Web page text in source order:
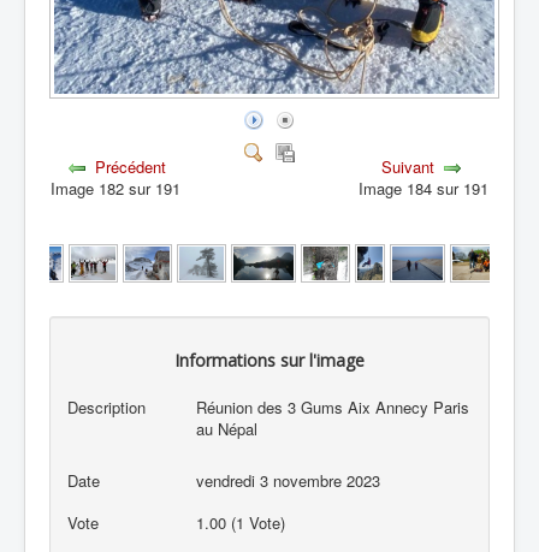
Précédent
Image 182 sur 191
Suivant
Image 184 sur 191
Informations sur l'image
Description
Réunion des 3 Gums Aix Annecy Paris
au Népal
Date
vendredi 3 novembre 2023
Vote
1.00 (1 Vote)